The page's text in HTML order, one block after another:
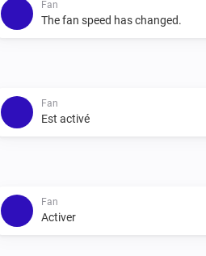
Fan
The fan speed has changed.
Fan
Est activé
Fan
Activer